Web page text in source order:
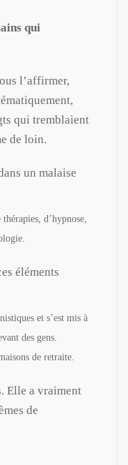
qui
l’affirmer,
qui tremblaient
de loin.
un malaise
d’hypnose,
éléments
et s’est mis à
des gens.
de retraite.
Elle a vraiment
de